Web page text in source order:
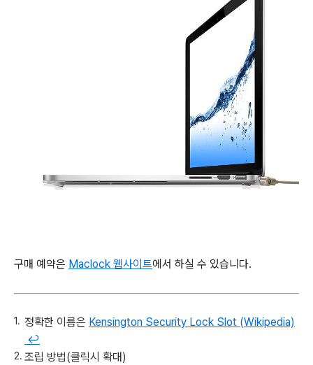
구매 예약은 Maclock 웹사이트에서 하실 수 있습니다.
정확한 이름은 Kensington Security Lock Slot (Wikipedia)
↩
조립 방법(클릭시 확대)